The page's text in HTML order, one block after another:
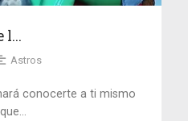
l...
Astros
conocerte a ti mismo